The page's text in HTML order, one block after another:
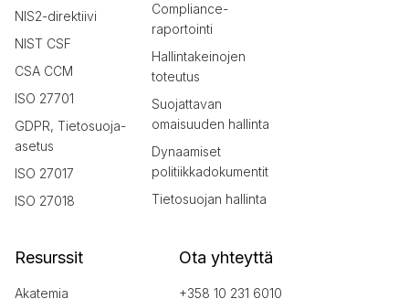
NIS2-direktiivi
NIST CSF
CSA CCM
ISO 27701
GDPR, Tietosuoja-
asetus
ISO 27017
ISO 27018
Compliance-
raportointi
Hallintakeinojen
toteutus
Suojattavan
omaisuuden hallinta
Dynaamiset
politiikkadokumentit
Tietosuojan hallinta
Resurssit
Akatemia
Ota yhteyttä
+358 10 231 6010